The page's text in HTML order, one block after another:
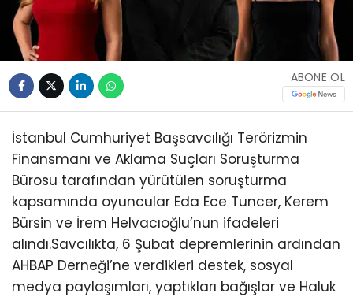
ABONE OL
İstanbul Cumhuriyet Başsavcılığı Terörizmin
Finansmanı ve Aklama Suçları Soruşturma
Bürosu tarafından yürütülen soruşturma
kapsamında oyuncular Eda Ece Tuncer, Kerem
Bürsin ve İrem Helvacıoğlu’nun ifadeleri
alındı.Savcılıkta, 6 Şubat depremlerinin ardından
AHBAP Derneği’ne verdikleri destek, sosyal
medya paylaşımları, yaptıkları bağışlar ve Haluk